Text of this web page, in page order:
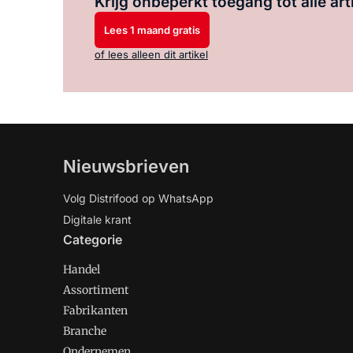
Lees 1 maand gratis
of lees alleen dit artikel
Nieuwsbrieven
Volg Distrifood op WhatsApp
Digitale krant
Categorie
Handel
Assortiment
Fabrikanten
Branche